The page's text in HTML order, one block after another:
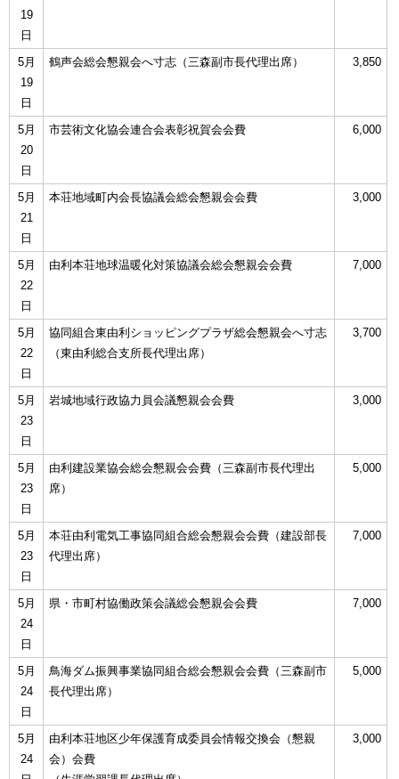
19
日
5月
19
日
鶴声会総会懇親会へ寸志（三森副市長代理出席） 3,850
5月
20
日
市芸術文化協会連合会表彰祝賀会会費 6,000
5月
21
日
本荘地域町内会長協議会総会懇親会会費 3,000
5月
22
日
由利本荘地球温暖化対策協議会総会懇親会会費 7,000
5月
22
日
協同組合東由利ショッピングプラザ総会懇親会へ寸志
（東由利総合支所長代理出席）
3,700
5月
23
日
岩城地域行政協力員会議懇親会会費 3,000
5月
23
日
由利建設業協会総会懇親会会費（三森副市長代理出
席）
5,000
5月
23
日
本荘由利電気工事協同組合総会懇親会会費（建設部長
代理出席）
7,000
5月
24
日
県・市町村協働政策会議総会懇親会会費 7,000
5月
24
日
鳥海ダム振興事業協同組合総会懇親会会費（三森副市
長代理出席）
5,000
5月
24
由利本荘地区少年保護育成委員会情報交換会（懇親
会）会費
3,000